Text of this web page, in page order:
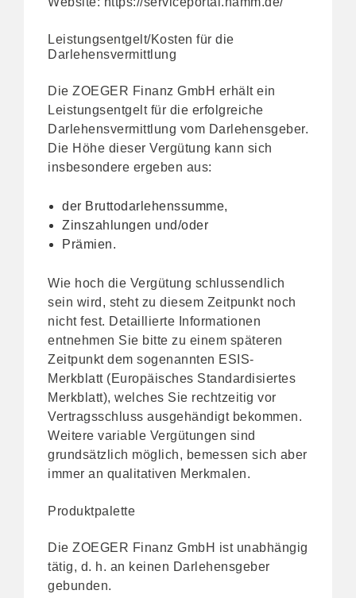
Leistungsentgelt/Kosten für die
Darlehensvermittlung
Die ZOEGER Finanz GmbH erhält ein
Leistungsentgelt für die erfolgreiche
Darlehensvermittlung vom Darlehensgeber.
Die Höhe dieser Vergütung kann sich
insbesondere ergeben aus:
der Bruttodarlehenssumme,
Zinszahlungen und/oder
Prämien.
Wie hoch die Vergütung schlussendlich
sein wird, steht zu diesem Zeitpunkt noch
nicht fest. Detaillierte Informationen
entnehmen Sie bitte zu einem späteren
Zeitpunkt dem sogenannten ESIS-
Merkblatt (Europäisches Standardisiertes
Merkblatt), welches Sie rechtzeitig vor
Vertragsschluss ausgehändigt bekommen.
Weitere variable Vergütungen sind
grundsätzlich möglich, bemessen sich aber
immer an qualitativen Merkmalen.
Produktpalette
Die ZOEGER Finanz GmbH ist unabhängig
tätig, d. h. an keinen Darlehensgeber
gebunden.